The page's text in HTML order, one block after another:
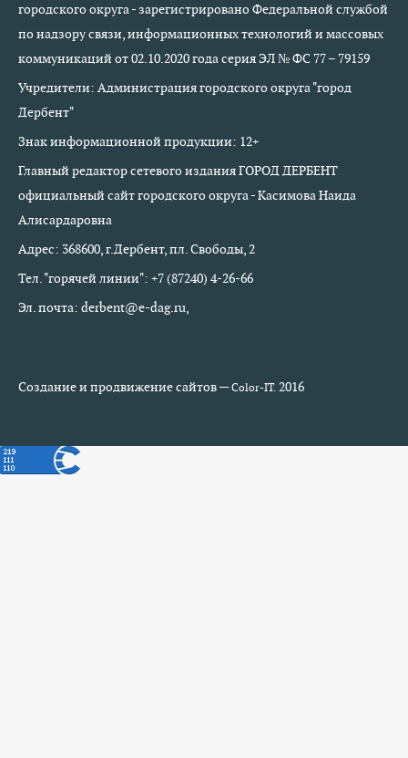
городского округа - зарегистрировано Федеральной службой
по надзору связи, информационных технологий и массовых
коммуникаций от 02.10.2020 года серия ЭЛ № ФС 77 – 79159
Учредители: Администрация городского округа "город
Дербент"
Знак информационной продукции: 12+
Главный редактор сетевого издания ГОРОД ДЕРБЕНТ
официальный сайт городского округа - Касимова Наида
Алисардаровна
Адрес: 368600, г.Дербент, пл. Свободы, 2
Тел. "горячей линии": +7 (87240) 4-26-66
Эл. почта: derbent@e-dag.ru,
Создание и продвижение сайтов —Color-IT.2016